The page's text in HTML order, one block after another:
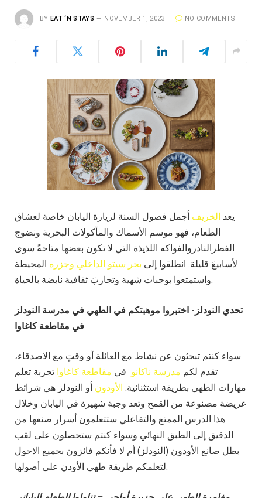
BY EAT ‘N STAYS NOVEMBER 1, 2023 NO COMMENTS
يعد الخريف أجمل فصول السنة لزيارة اليابان خاصة لعشاق
الطعام، فهو موسم الأسماك والمأكولات البحرية ونضوج
الفطرالنادروالفواكه اللذيذة التي لا تكون بعضها متاحةً سوى
لأسابيعَ قليلة. انطلقوا إلى بحر سيتو الداخلي وجزره المحيطة
واستمتعوا بوجبات شهية وتجاربَ ثقافية نابضة بالحياة.
تحدي النودلز- اختبروا موهبتكم في الطهي في مدرسة النودلز
في مقاطعة كاغاوا
سواء كنتم تبحثون عن نشاط مع العائلة أو وقتٍ مع الاصدقاء،
تقدم لكم مدرسة ناكانو في مقاطعة كاغاوا تجربة تعلم
مهارات الطهي بطريقة استثنائية. الأودون أو النودلز هي شرائط
عريضة مصنوعة من القمح وتعد وجبة شهيرة في اليابان وخلال
هذا الدرس الممتع والتفاعلي ستتعلمون أسرار صنعها من
الدقيق إلى الطبق النهائي وسواء كنتم ستحصلون على لقب
بطل صانع الأودون (النودلز) أم لا فأنكم فائزون بجميع الاحول
لتعلمكم طريقة طهي الأودن على أصولها.